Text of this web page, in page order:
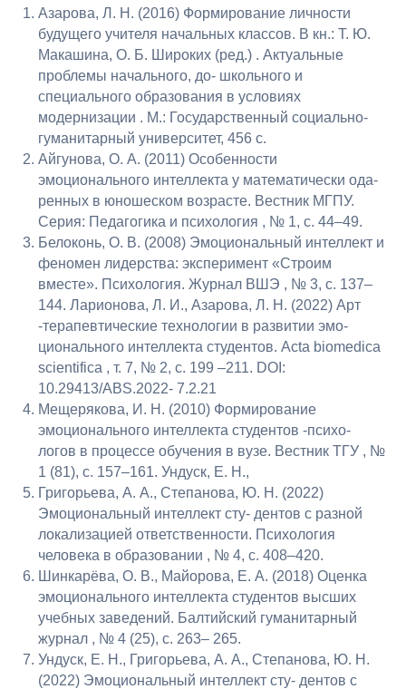
Азарова, Л. Н. (2016) Формирование личности
будущего учителя начальных классов. В кн.: Т. Ю.
Макашина, О. Б. Широких (ред.) . Актуальные
проблемы начального, до- школьного и
специального образования в условиях
модернизации . М.: Государственный социально-
гуманитарный университет, 456 с.
Айгунова, О. А. (2011) Особенности
эмоционального интеллекта у математически ода-
ренных в юношеском возрасте. Вестник МГПУ.
Серия: Педагогика и психология , № 1, с. 44–49.
Белоконь, О. В. (2008) Эмоциональный интеллект и
феномен лидерства: эксперимент «Строим
вместе». Психология. Журнал ВШЭ , № 3, с. 137–
144. Ларионова, Л. И., Азарова, Л. Н. (2022) Арт
-терапевтические технологии в развитии эмо-
ционального интеллекта студентов. Acta biomedica
scientifica , т. 7, № 2, с. 199 –211. DOI:
10.29413/ABS.2022- 7.2.21
Мещерякова, И. Н. (2010) Формирование
эмоционального интеллекта студентов -психо-
логов в процессе обучения в вузе. Вестник ТГУ , №
1 (81), с. 157–161. Ундуск, Е. Н.,
Григорьева, А. А., Степанова, Ю. Н. (2022)
Эмоциональный интеллект сту- дентов с разной
локализацией ответственности. Психология
человека в образовании , № 4, с. 408–420.
Шинкарёва, О. В., Майорова, Е. А. (2018) Оценка
эмоционального интеллекта студентов высших
учебных заведений. Балтийский гуманитарный
журнал , № 4 (25), с. 263– 265.
Ундуск, Е. Н., Григорьева, А. А., Степанова, Ю. Н.
(2022) Эмоциональный интеллект сту- дентов с